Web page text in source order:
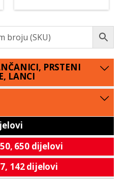
PRSTENI
LANCI
650 dijelovi
142 dijelovi